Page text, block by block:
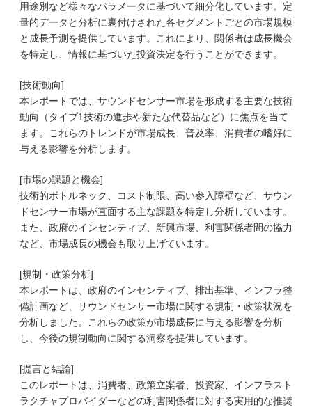
用途別など様々なパラメータに基づいて細分化しています。定
量的データと分析に裏付けされた各セグメントごとの市場規模
と成長予測を提供しています。これにより、関係者は成長機会
を特定し、情報に基づいた投資決定を行うことができます。
[技術動向]
本レポートでは、サウンドセンサー市場を形成する主要な技術
動向（タイプ1技術の進歩や新たな代替品など）に焦点を当て
ます。これらのトレンドが市場成長、普及率、消費者の嗜好に
与える影響を分析します。
[市場の課題と機会]
技術的ボトルネック、コスト制限、高い参入障壁など、サウン
ドセンサー市場が直面する主な課題を特定し分析しています。
また、政府のインセンティブ、新興市場、利害関係者間の協力
など、市場成長の機会も取り上げています。
[規制・政策分析]
本レポートは、政府のインセンティブ、排出基準、インフラ整
備計画など、サウンドセンサー市場に関する規制・政策状況を
分析しました。これらの政策が市場成長に与える影響を分析
し、今後の規制動向に関する洞察を提供しています。
[提言と結論]
このレポートは、消費者、政策立案者、投資家、インフラスト
ラクチャプロバイダーなどの利害関係者に対する実用的な推奨